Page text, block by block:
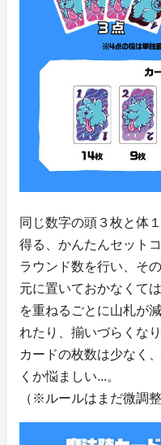
同じ数字の頭３枚と体
得る、かんたんセット
ラウンド数を行い、そ
元に置いておかなくて
を重ねるごとに山札が
れたり、揃いづらくな
カードの枚数は少なく
くか悩ましい...。
（※ルールはまだ微調整